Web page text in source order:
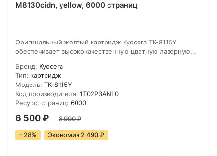
M8130cidn, yellow, 6000 страниц
Оригинальный желтый картридж Kyocera TK-8115Y
обеспечивает высококачественную цветную лазерную...
Бренд: Kyocera
Тип: картридж
Модель: TK-8115Y
Код производителя: 1T02P3ANL0
Ресурс, страниц: 6000
6 500₽ 8 990₽
- 28% Экономия 2 490₽